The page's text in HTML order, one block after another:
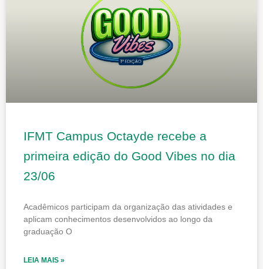
IFMT Campus Octayde recebe a
primeira edição do Good Vibes no dia
23/06
Acadêmicos participam da organização das atividades e
aplicam conhecimentos desenvolvidos ao longo da
graduação O
LEIA MAIS »